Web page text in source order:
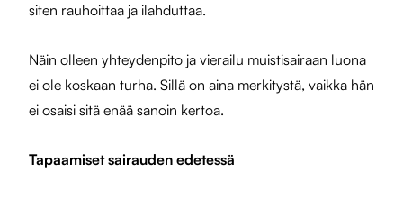
siten rauhoittaa ja ilahduttaa.
Näin olleen yhteydenpito ja vierailu muistisairaan luona
ei ole koskaan turha. Sillä on aina merkitystä, vaikka hän
ei osaisi sitä enää sanoin kertoa.
Tapaamiset sairauden edetessä